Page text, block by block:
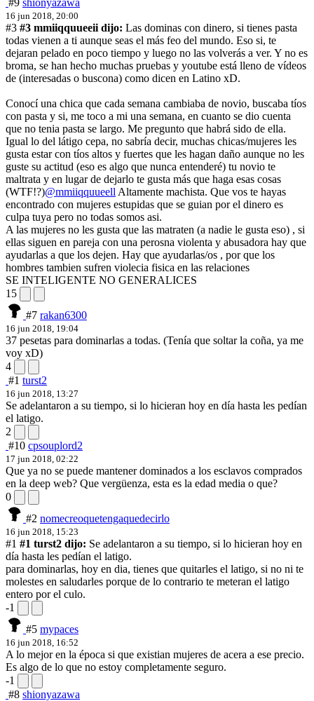
16 jun 2018, 20:00
#3 #3 mmiiqquueeii dijo: Las dominas con dinero, si tienes pasta
todas vienen a ti aunque seas el más feo del mundo. Eso si, te
dejaran pelado en poco tiempo y luego no las volverás a ver. Y no es
broma, se han hecho muchas pruebas y youtube está lleno de vídeos
de (interesadas o buscona) como dicen en Latino xD.
Conocí una chica que cada semana cambiaba de novio, buscaba tíos
con pasta y si, me toco a mi una semana, en cuanto se dio cuenta
que no tenia pasta se largo. Me pregunto que habrá sido de ella.
Igual lo del látigo cepa, no sabría decir, muchas chicas/mujeres les
gusta estar con tíos altos y fuertes que les hagan daño aunque no les
guste su actitud (eso es algo que nunca entenderé) tu novio te
maltrata y en lugar de dejarlo te gusta más que haga esas cosas
(WTF!?)@mmiiqquueell Altamente machista. Que vos te hayas
encontrado con mujeres estupidas que se guian por el dinero es
culpa tuya pero no todas somos asi.
A las mujeres no les gusta que las matraten (a nadie le gusta eso) , si
ellas siguen en pareja con una perosna violenta y abusadora hay que
ayudarlas a que los dejen. Hay que ayudarlas/os , por que los
hombres tambien sufren violecia fisica en las relaciones
SE INTELIGENTE NO GENERALICES
15
#7 rakan6300
16 jun 2018, 19:04
37 pesetas para dominarlas a todas. (Tenía que soltar la coña, ya me
voy xD)
4
#1 turst2
16 jun 2018, 13:27
Se adelantaron a su tiempo, si lo hicieran hoy en día hasta les pedían
el latigo.
2
#10 cpsouplord2
17 jun 2018, 02:22
Que ya no se puede mantener dominados a los esclavos comprados
en la deep web? Que vergüenza, esta es la edad media o que?
0
#2 nomecreoquetengaquedecirlo
16 jun 2018, 15:23
#1 #1 turst2 dijo: Se adelantaron a su tiempo, si lo hicieran hoy en
día hasta les pedían el latigo.
para dominarlas, hoy en dia, tienes que quitarles el latigo, si no ni te
molestes en saludarles porque de lo contrario te meteran el latigo
entero por el culo.
-1
#5 mypaces
16 jun 2018, 16:52
A lo mejor en la época si que existian mujeres de acera a ese precio.
Es algo de lo que no estoy completamente seguro.
-1
#8 shionyazawa